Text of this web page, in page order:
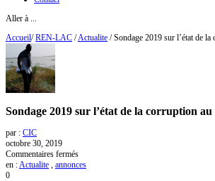
Aller à ...
Accueil/ REN-LAC /Actualite / Sondage 2019 sur l’état de
Sondage 2019 sur l’état de la corruption
par : CIC
octobre 30, 2019
Commentaires fermés
Sondage
en : Actualite
annonces
0